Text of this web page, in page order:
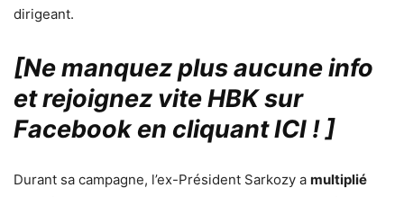
dirigeant.
[Ne manquez plus aucune info
et rejoignez vite HBK sur
Facebook en cliquant ICI !]
Durant sa campagne, l’ex-Président Sarkozy a multiplié